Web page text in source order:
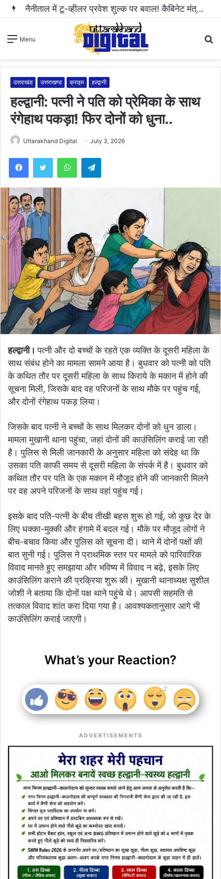
नैनीताल में टू-व्हीलर प्रवेश शुल्क पर बवाल! कैबिनेट मंत्री राम सिंह कैड़ा ने रुकवाई वसूली..
Menu
उत्तराखंड उत्तराखण्ड क्राइम हल्द्वानी
हल्द्वानी: पत्नी ने पति को प्रेमिका के साथ
रंगेहाथ पकड़ा! फिर दोनों को धुना..
Uttarakhand Digital July 3, 2026
WhatsAppTelegram
हल्द्वानी।पत्नी और दो बच्चों के रहते एक व्यक्ति के दूसरी महिला के
साथ संबंध होने का मामला सामने आया है। बुधवार को पत्नी को पति
के कथित तौर पर दूसरी महिला के साथ किराये के मकान में होने की
सूचना मिली, जिसके बाद वह परिजनों के साथ मौके पर पहुंच गई,
और दोनों रंगेहाथ पकड़ लिया।
जिसके बाद पत्नी ने बच्चों के साथ मिलकर दोनों को धुन डाला।
मामला मुखानी थाना पहुंचा, जहां दोनों की काउंसिलिंग कराई जा रही
है। पुलिस से मिली जानकारी के अनुसार महिला को संदेह था कि
उसका पति काफी समय से दूसरी महिला के संपर्क में है। बुधवार को
कथित तौर पर पति के एक मकान में मौजूद होने की जानकारी मिलने
पर वह अपने परिजनों के साथ वहां पहुंच गई।
इसके बाद पति-पत्नी के बीच तीखी बहस शुरू हो गई, जो कुछ देर के
लिए धक्का-मुक्की और हंगामे में बदल गई। मौके पर मौजूद लोगों ने
बीच-बचाव किया और पुलिस को सूचना दी। थाने में दोनों पक्षों की
बात सुनी गई। पुलिस ने प्राथमिक स्तर पर मामले को पारिवारिक
विवाद मानते हुए समझाया और भविष्य में विवाद न बढ़े, इसके लिए
काउंसिलिंग कराने की प्रक्रिया शुरू की। मुखानी थानाध्यक्ष सुशील
जोशी ने बताया कि दोनों पक्ष थाने पहुंचे थे। आपसी सहमति से
तत्काल विवाद शांत करा दिया गया है। आवश्यकतानुसार आगे भी
काउंसिलिंग कराई जाएगी।
What’s your Reaction?
ADVERTISEMENTS